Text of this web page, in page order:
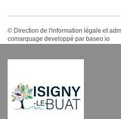
© Direction de l'information légale et
comarquage developpé par baseo.io